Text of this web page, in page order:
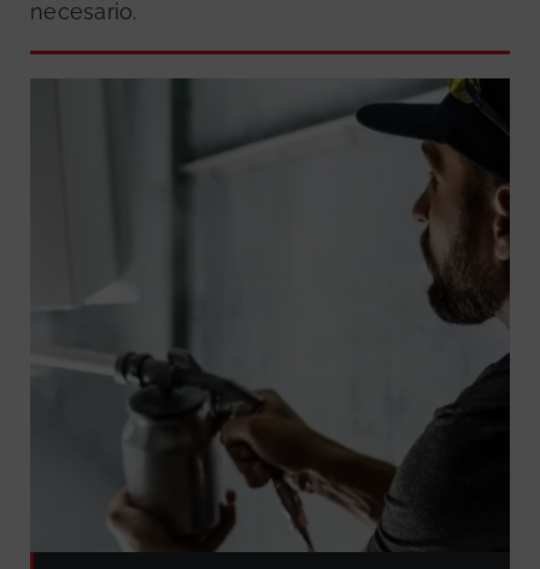
necesario.